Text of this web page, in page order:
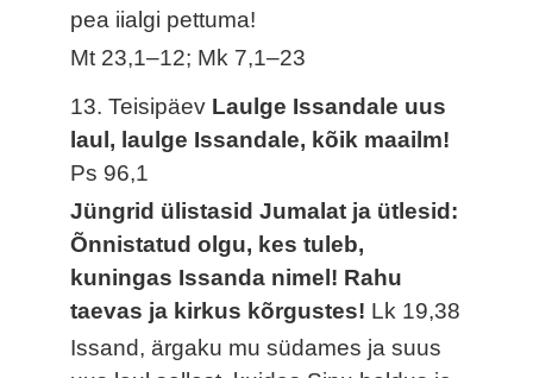
pea iialgi pettuma!
Mt 23,1–12; Mk 7,1–23
13. Teisipäev Laulge Issandale uus
laul, laulge Issandale, kõik maailm!
Ps 96,1
Jüngrid ülistasid Jumalat ja ütlesid:
Õnnistatud olgu, kes tuleb,
kuningas Issanda nimel! Rahu
taevas ja kirkus kõrgustes! Lk 19,38
Issand, ärgaku mu südames ja suus